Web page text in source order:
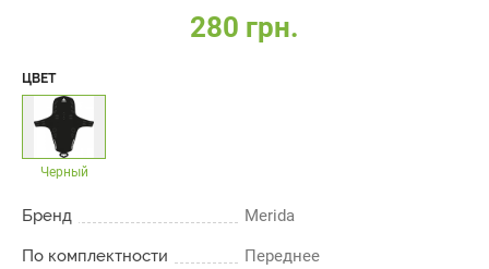
280 грн.
ЦВЕТ
Черный
Бренд Merida
По комплектности Переднее